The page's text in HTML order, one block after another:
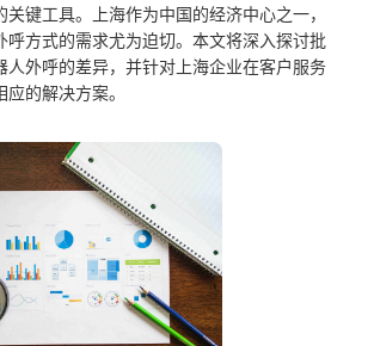
关键工具。上海作为中国的经济中心之一，
呼方式的需求尤为迫切。本文将深入探讨批
人外呼的差异，并针对上海企业在客户服务
的解决方案。